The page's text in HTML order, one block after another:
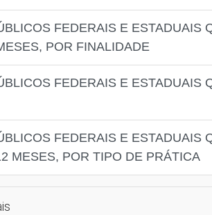
FEDERAIS E ESTADUAIS
POR FINALIDADE
FEDERAIS E ESTADUAIS
FEDERAIS E ESTADUAIS
MESES, POR TIPO DE PRÁTICA